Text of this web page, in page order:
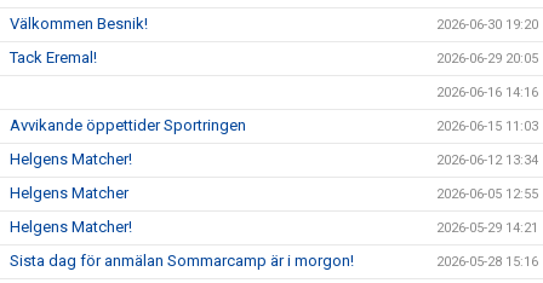
Välkommen Besnik! 2026-06-30 19:20
Tack Eremal! 2026-06-29 20:05
2026-06-16 14:16
Avvikande öppettider Sportringen 2026-06-15 11:03
Helgens Matcher! 2026-06-12 13:34
Helgens Matcher 2026-06-05 12:55
Helgens Matcher! 2026-05-29 14:21
Sista dag för anmälan Sommarcamp är i morgon! 2026-05-28 15:16